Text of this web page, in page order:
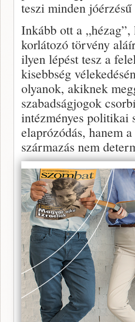
teszi minden
Inkább ott a
korlátozó törvény
ilyen lépést tesz a
kisebbség
olyanok, akiknek
szabadságjogok
intézményes politikai
elaprózódás, hanem
származás nem